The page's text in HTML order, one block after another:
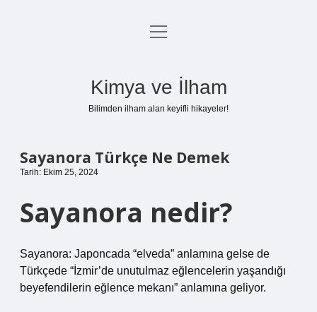
Anasayfa
menüyü
Kimya ve İlham
Bilimden ilham alan keyifli hikayeler!
Sayanora Türkçe Ne Demek
Tarih: Ekim 25, 2024
Sayanora nedir?
Sayanora: Japoncada “elveda” anlamına gelse de
Türkçede “İzmir’de unutulmaz eğlencelerin yaşandığı
beyefendilerin eğlence mekanı” anlamına geliyor.